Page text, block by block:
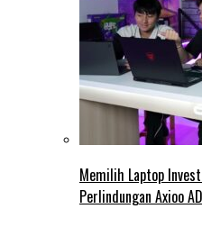
Memilih Laptop
Perlindungan Axioo